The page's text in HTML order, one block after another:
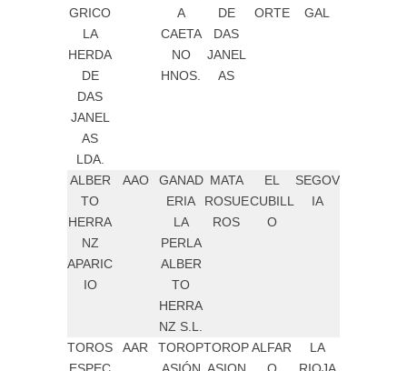
GRICO
LA
HERDA
DE
DAS
JANEL
AS
LDA.
A
CAETA
NO
HNOS.
DE
DAS
JANEL
AS
ORTE
GAL
ALBER
TO
HERRA
NZ
APARIC
IO
AAO
GANAD
ERIA
LA
PERLA
ALBER
TO
HERRA
NZ S.L.
MATA
ROSUE
ROS
EL
CUBILL
O
SEGOV
IA
TOROS
AAR
TOROPTOROPALFAR
LA